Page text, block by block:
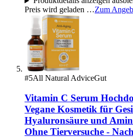
Preis wird geladen …Zum
#5All Natural AdviceGut
Vitamin C Serum
Vegane Kosmetik für
Hyaluronsäure und
Ohne Tierversuche -